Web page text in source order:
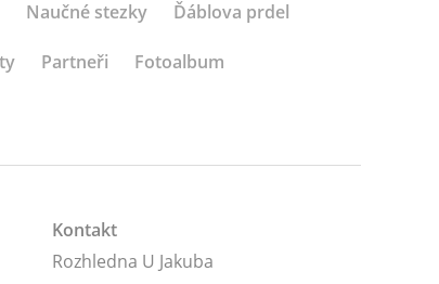
Naučné stezky Ďáblova prdel
Partneři Fotoalbum
Kontakt
Rozhledna U Jakuba